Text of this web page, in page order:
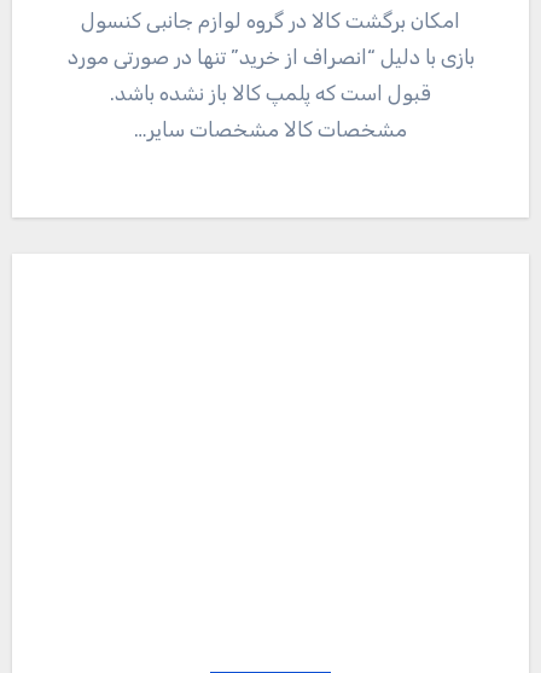
بازی با دلیل “انصراف از خرید” تنها در صورتی مورد
قبول است که پلمپ کالا باز نشده باشد.
مشخصات کالا مشخصات سایر…